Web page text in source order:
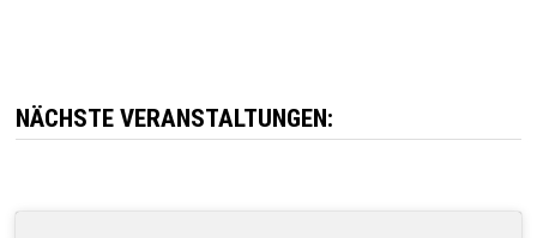
NÄCHSTE VERANSTALTUNGEN: